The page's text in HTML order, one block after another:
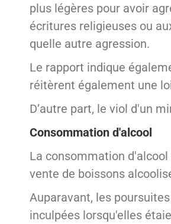
plus légères pour avoir
écritures religieuses ou
quelle autre agression.
Le rapport indique
réitèrent également une
D’autre part, le viol d'un
Consommation d'alcool
La consommation
vente de boissons
Auparavant, les
inculpées lorsqu'elles